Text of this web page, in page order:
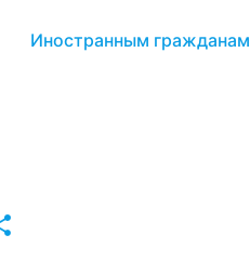
Иностранным гражданам